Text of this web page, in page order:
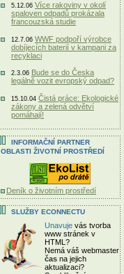
5.12.06 Více rakoviny v okolí
spaloven odpadů prokázala
francouzská studie
12.7.06 WWF podpoří výrobce
dobíjecích baterií v kampani za
recyklaci
2.3.06 Bude se do Česka
legálně vozit evropský odpad?
15.10.04 Čistá práce: Ekologické
zákony a zelená odvětví
pomáhají!
INFORMAČNÍ PARTNER
OBLASTI ŽIVOTNÍ PROSTŘEDÍ
Deník o životním prostředí
SLUŽBY ECONNECTU
Unavuje vás tvorba
www stránek v
HTML?
Nemá váš webmaster
čas na jejich
aktualizaci?